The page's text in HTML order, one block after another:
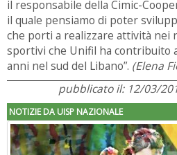
il responsabile della Cimic-
il quale pensiamo di poter
che porti a realizzare attività nei
sportivi che Unifil ha contribuito
anni nel sud del Libano”. (Elena
pubblicato il: 12/03/
NOTIZIE DA UISP NAZIONALE